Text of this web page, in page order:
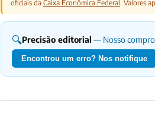
oficiais da Caixa Econômica Federal. Valores
🔍Precisão editorial — Nosso
Encontrou um erro? Nos notifique